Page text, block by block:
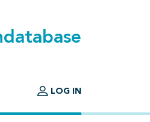
LOG IN